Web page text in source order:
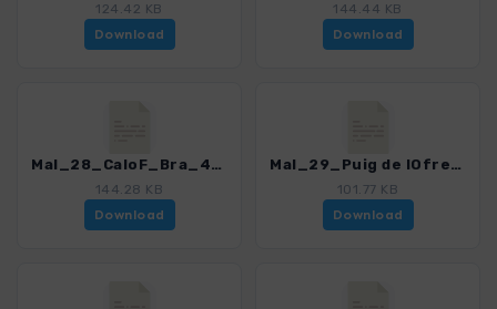
124.42 KB
Download
144.44 KB
Download
Mal_28_CaloF_Bra_4805_4.gpx
144.28 KB
Download
Mal_29_Puig de lOfre_4805_4.gpx
101.77 KB
Download